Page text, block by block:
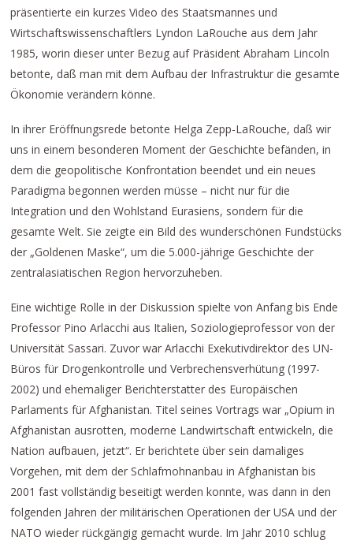
präsentierte ein kurzes Video des Staatsmannes und
Wirtschaftswissenschaftlers Lyndon LaRouche aus dem Jahr
1985, worin dieser unter Bezug auf Präsident Abraham Lincoln
betonte, daß man mit dem Aufbau der Infrastruktur die gesamte
Ökonomie verändern könne.
In ihrer Eröffnungsrede betonte Helga Zepp-LaRouche, daß wir
uns in einem besonderen Moment der Geschichte befänden, in
dem die geopolitische Konfrontation beendet und ein neues
Paradigma begonnen werden müsse – nicht nur für die
Integration und den Wohlstand Eurasiens, sondern für die
gesamte Welt. Sie zeigte ein Bild des wunderschönen Fundstücks
der „Goldenen Maske“, um die 5.000-jährige Geschichte der
zentralasiatischen Region hervorzuheben.
Eine wichtige Rolle in der Diskussion spielte von Anfang bis Ende
Professor Pino Arlacchi aus Italien, Soziologieprofessor von der
Universität Sassari. Zuvor war Arlacchi Exekutivdirektor des UN-
Büros für Drogenkontrolle und Verbrechensverhütung (1997-
2002) und ehemaliger Berichterstatter des Europäischen
Parlaments für Afghanistan. Titel seines Vortrags war „Opium in
Afghanistan ausrotten, moderne Landwirtschaft entwickeln, die
Nation aufbauen, jetzt“. Er berichtete über sein damaliges
Vorgehen, mit dem der Schlafmohnanbau in Afghanistan bis
2001 fast vollständig beseitigt werden konnte, was dann in den
folgenden Jahren der militärischen Operationen der USA und der
NATO wieder rückgängig gemacht wurde. Im Jahr 2010 schlug